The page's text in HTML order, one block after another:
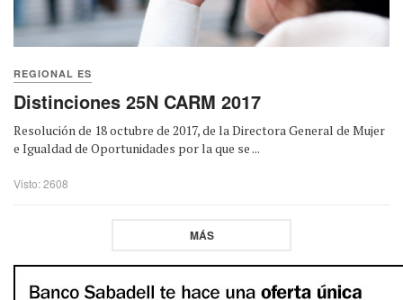
REGIONAL ES
Distinciones 25N CARM 2017
Resolución de 18 octubre de 2017, de la Directora General de Mujer
e Igualdad de Oportunidades por la que se ...
Visto: 2608
MÁS